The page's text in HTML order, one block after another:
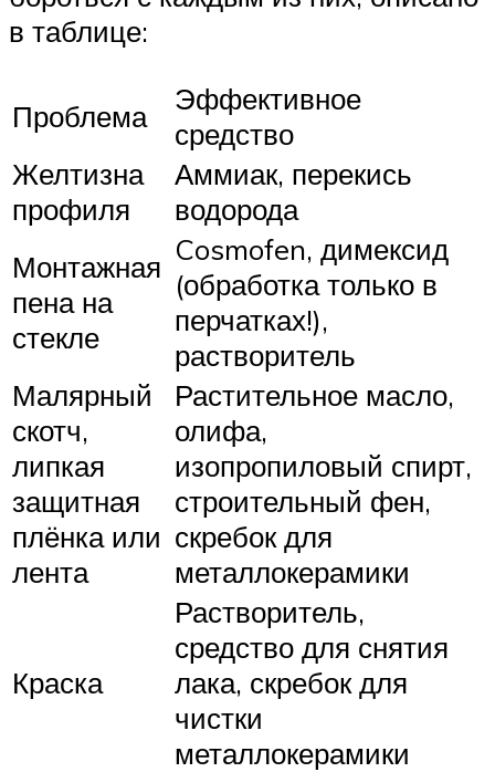
в таблице:
Проблема
Эффективное
средство
Желтизна
профиля
Аммиак, перекись
водорода
Монтажная
пена на
стекле
Cosmofen, димексид
(обработка только в
перчатках!),
растворитель
Малярный
скотч,
липкая
защитная
плёнка или
лента
Растительное масло,
олифа,
изопропиловый спирт,
строительный фен,
скребок для
металлокерамики
Краска
Растворитель,
средство для снятия
лака, скребок для
чистки
металлокерамики